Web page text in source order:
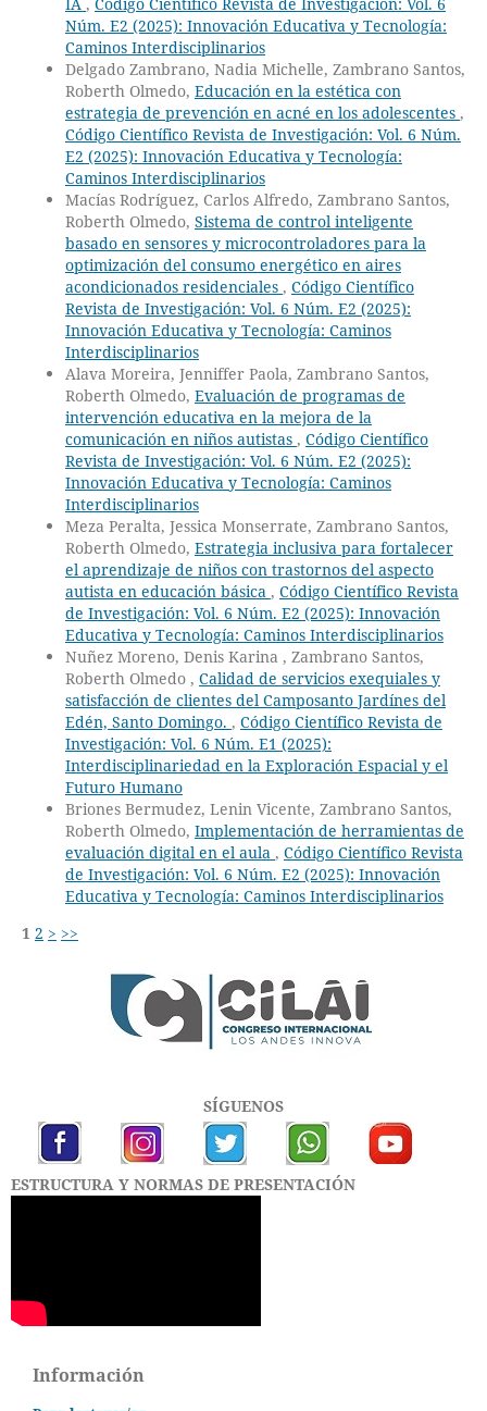
Núm. E2 (2025): Innovación Educativa y Tecnología:
Caminos Interdisciplinarios
Delgado Zambrano, Nadia Michelle, Zambrano Santos,
Roberth Olmedo, Educación en la estética con
estrategia de prevención en acné en los adolescentes ,
Código Científico Revista de Investigación: Vol. 6 Núm.
E2 (2025): Innovación Educativa y Tecnología:
Caminos Interdisciplinarios
Macías Rodríguez, Carlos Alfredo, Zambrano Santos,
Roberth Olmedo, Sistema de control inteligente
basado en sensores y microcontroladores para la
optimización del consumo energético en aires
acondicionados residenciales , Código Científico
Revista de Investigación: Vol. 6 Núm. E2 (2025):
Innovación Educativa y Tecnología: Caminos
Interdisciplinarios
Alava Moreira, Jenniffer Paola, Zambrano Santos,
Roberth Olmedo, Evaluación de programas de
intervención educativa en la mejora de la
comunicación en niños autistas , Código Científico
Revista de Investigación: Vol. 6 Núm. E2 (2025):
Innovación Educativa y Tecnología: Caminos
Interdisciplinarios
Meza Peralta, Jessica Monserrate, Zambrano Santos,
Roberth Olmedo, Estrategia inclusiva para fortalecer
el aprendizaje de niños con trastornos del aspecto
autista en educación básica , Código Científico Revista
de Investigación: Vol. 6 Núm. E2 (2025): Innovación
Educativa y Tecnología: Caminos Interdisciplinarios
Nuñez Moreno, Denis Karina , Zambrano Santos,
Roberth Olmedo , Calidad de servicios exequiales y
satisfacción de clientes del Camposanto Jardínes del
Edén, Santo Domingo. , Código Científico Revista de
Investigación: Vol. 6 Núm. E1 (2025):
Interdisciplinariedad en la Exploración Espacial y el
Futuro Humano
Briones Bermudez, Lenin Vicente, Zambrano Santos,
Roberth Olmedo, Implementación de herramientas de
evaluación digital en el aula , Código Científico Revista
de Investigación: Vol. 6 Núm. E2 (2025): Innovación
Educativa y Tecnología: Caminos Interdisciplinarios
1 2 > >>
SÍGUENOS
ESTRUCTURA Y NORMAS DE PRESENTACIÓN
Información